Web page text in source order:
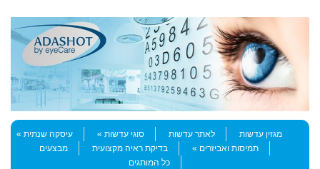
Menu
Skip to content
מגזין עדשות
לאתר עדשות סוגי עדשות
עיסקה שנתית
תמיסות ואביזרים
בדיקת ראיה מקצועית
מבצעים
כל המותגים